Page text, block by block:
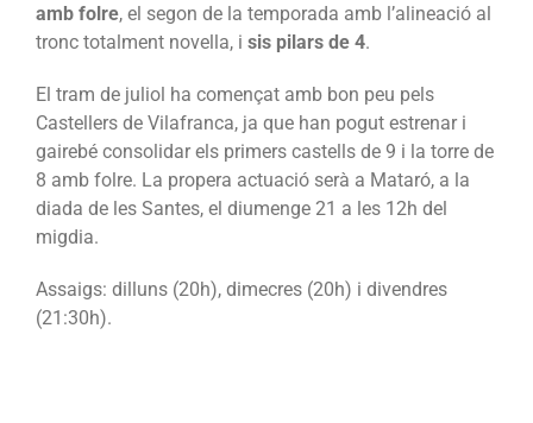
amb folre, el segon de la temporada amb l’alineació al
tronc totalment novella, i sis pilars de 4.
El tram de juliol ha començat amb bon peu pels
Castellers de Vilafranca, ja que han pogut estrenar i
gairebé consolidar els primers castells de 9 i la torre de
8 amb folre. La propera actuació serà a Mataró, a la
diada de les Santes, el diumenge 21 a les 12h del
migdia.
Assaigs: dilluns (20h), dimecres (20h) i divendres
(21:30h).